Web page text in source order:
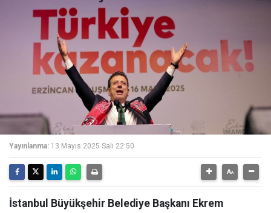
Yayınlanma: 13 Mayıs 2025 Salı 22:50
İstanbul Büyükşehir Belediye Başkanı Ekrem